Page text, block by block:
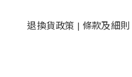
退換貨政策 | 條款及細則